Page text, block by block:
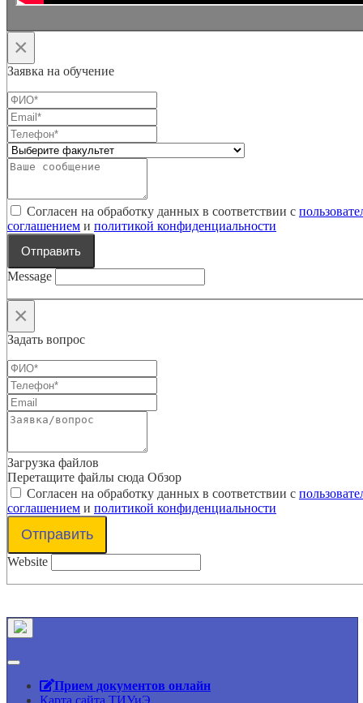
×
Заявка на обучение
Согласен на обработку данных в соответствии с
соглашением и политикой конфиденциальности
Отправить
Message
×
Задать вопрос
Загрузка файлов
Перетащите файлы сюда Обзор
Согласен на обработку данных в соответствии с
соглашением и политикой конфиденциальности
Отправить
Website
Прием документов онлайн
Карта сайта ТИУиЭ